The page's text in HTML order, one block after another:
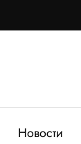
Новости